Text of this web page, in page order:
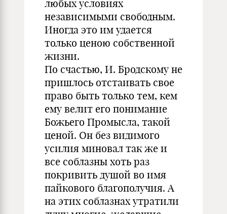
любых условиях
независимыми свободным.
Иногда это им удается
только ценою собственной
жизни.
По счастью, И. Бродскому не
пришлось отстаивать свое
право быть только тем, кем
ему велит его понимание
Божьего Промысла, такой
ценой. Он без видимого
усилия миновал так же и
все соблазны хоть раз
покривить душой во имя
пайкового благополучия. А
на этих соблазнах утратили